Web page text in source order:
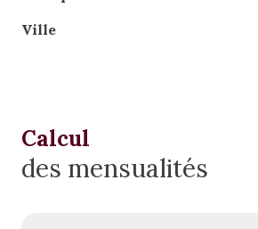
Ville
Calcul
des mensualités